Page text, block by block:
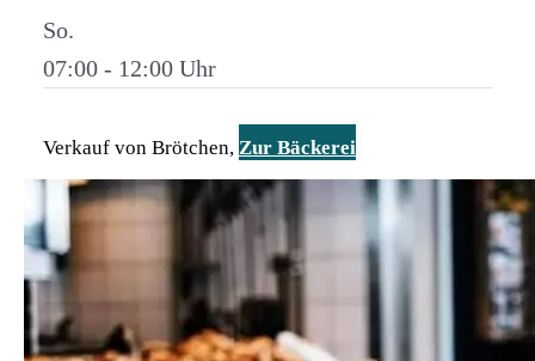
So.
07:00 - 12:00
Verkauf von Brötchen, Zur Bäckerei